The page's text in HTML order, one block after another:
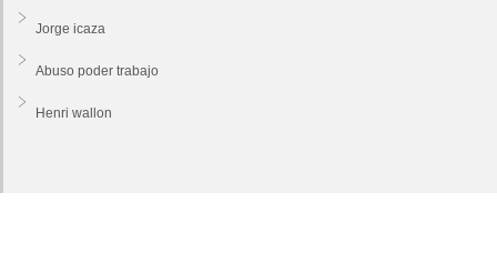
Jorge icaza
Abuso poder trabajo
Henri wallon